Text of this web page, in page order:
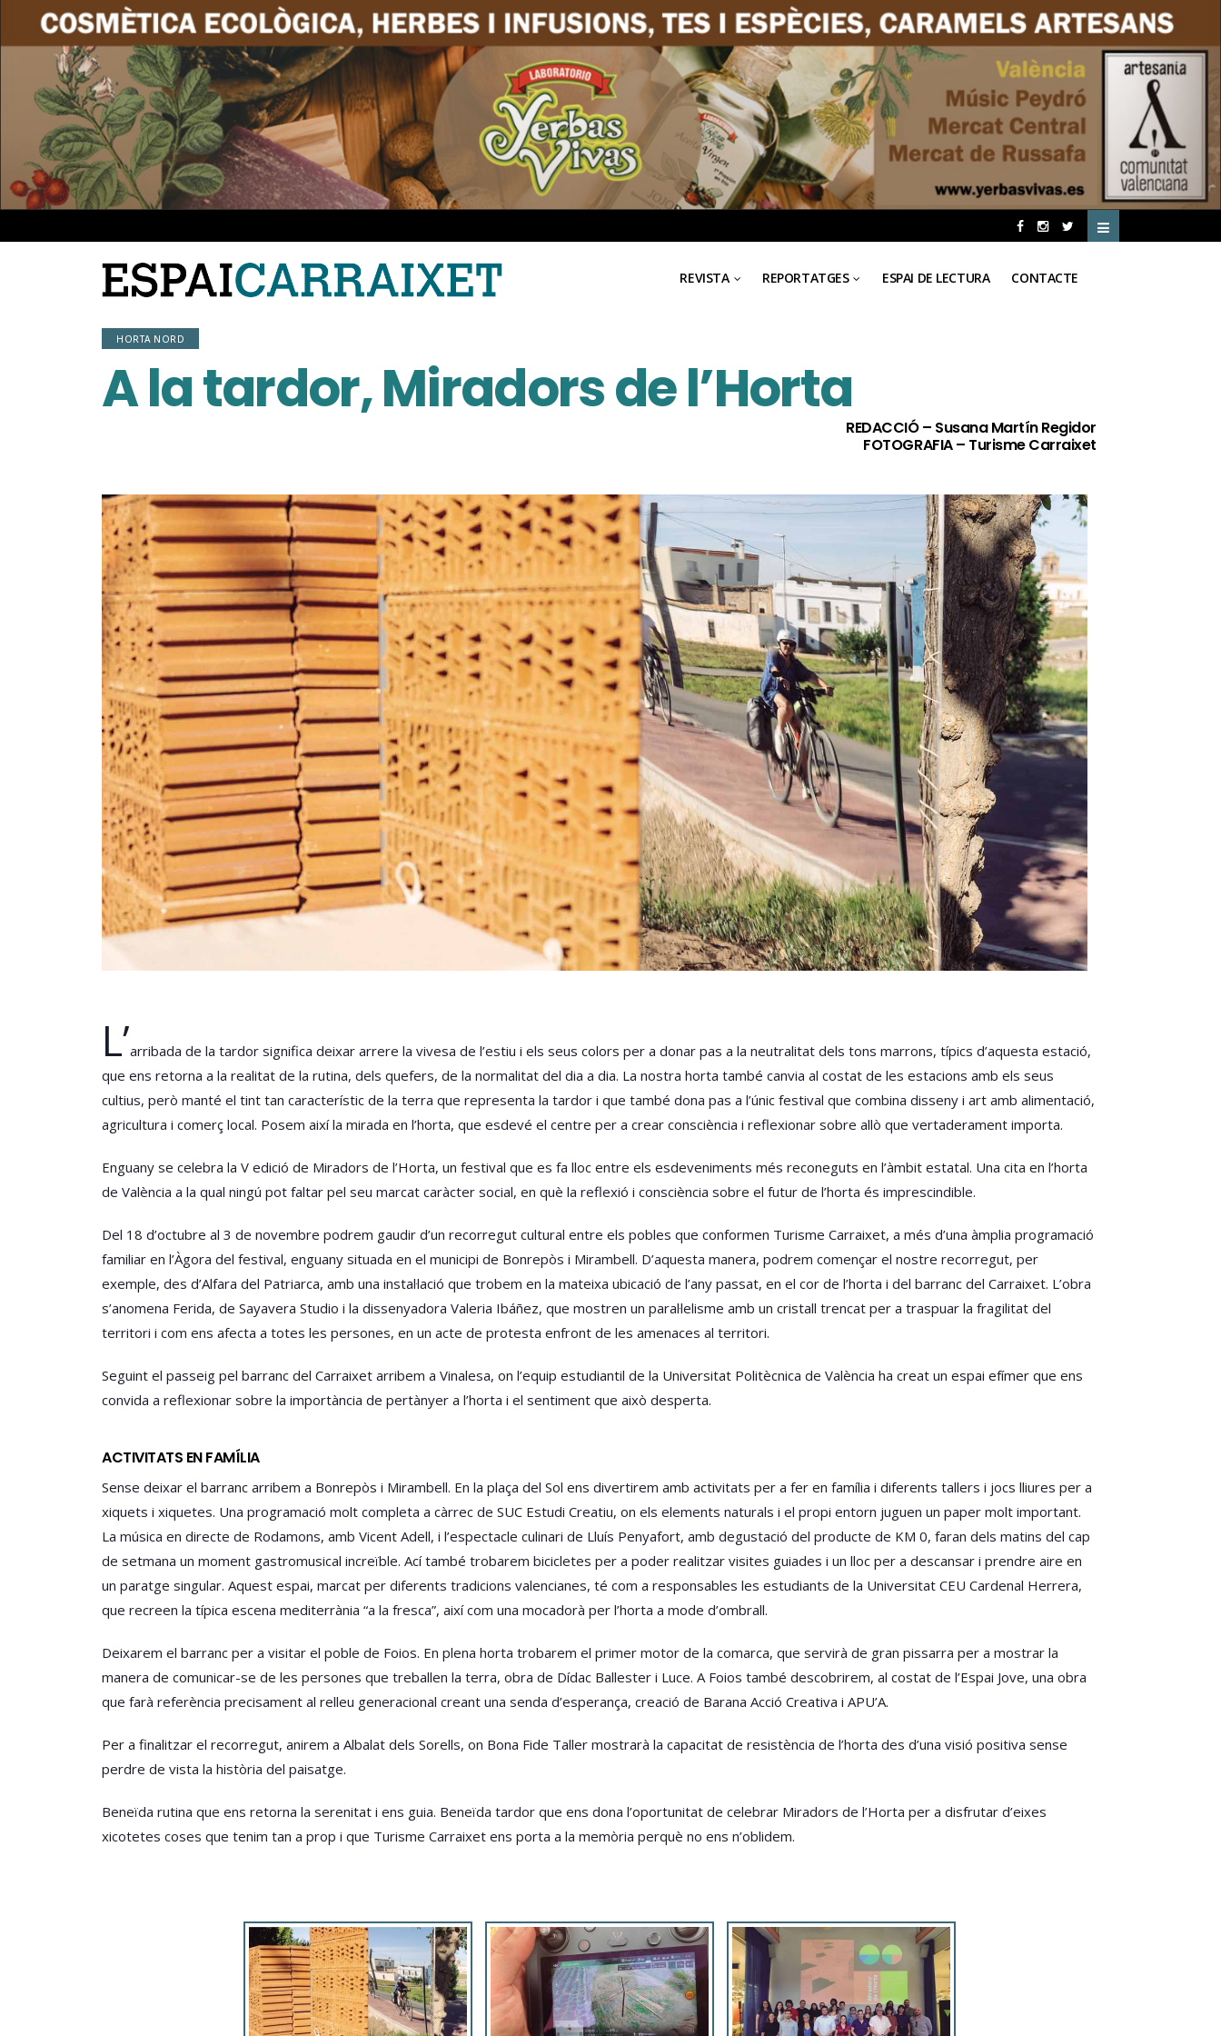
REVISTA REPORTATGES ESPAI DE LECTURA CONTACTE
HORTA NORD
A la tardor, Miradors de l’Horta
REDACCIÓ – Susana Martín Regidor
FOTOGRAFIA – Turisme Carraixet
L’arribada de la tardor significa deixar arrere la vivesa de l’estiu i els seus colors per a donar pas a la neutralitat dels tons marrons, típics d’aquesta estació,
que ens retorna a la realitat de la rutina, dels quefers, de la normalitat del dia a dia. La nostra horta també canvia al costat de les estacions amb els seus
cultius, però manté el tint tan característic de la terra que representa la tardor i que també dona pas a l’únic festival que combina disseny i art amb alimentació,
agricultura i comerç local. Posem així la mirada en l’horta, que esdevé el centre per a crear consciència i reflexionar sobre allò que vertaderament importa.
Enguany se celebra la V edició de Miradors de l’Horta, un festival que es fa lloc entre els esdeveniments més reconeguts en l’àmbit estatal. Una cita en l’horta
de València a la qual ningú pot faltar pel seu marcat caràcter social, en què la reflexió i consciència sobre el futur de l’horta és imprescindible.
Del 18 d’octubre al 3 de novembre podrem gaudir d’un recorregut cultural entre els pobles que conformen Turisme Carraixet, a més d’una àmplia programació
familiar en l’Àgora del festival, enguany situada en el municipi de Bonrepòs i Mirambell. D’aquesta manera, podrem començar el nostre recorregut, per
exemple, des d’Alfara del Patriarca, amb una instal·lació que trobem en la mateixa ubicació de l’any passat, en el cor de l’horta i del barranc del Carraixet. L’obra
s’anomena Ferida, de Sayavera Studio i la dissenyadora Valeria Ibáñez, que mostren un paral·lelisme amb un cristall trencat per a traspuar la fragilitat del
territori i com ens afecta a totes les persones, en un acte de protesta enfront de les amenaces al territori.
Seguint el passeig pel barranc del Carraixet arribem a Vinalesa, on l’equip estudiantil de la Universitat Politècnica de València ha creat un espai efímer que ens
convida a reflexionar sobre la importància de pertànyer a l’horta i el sentiment que això desperta.
ACTIVITATS EN FAMÍLIA
Sense deixar el barranc arribem a Bonrepòs i Mirambell. En la plaça del Sol ens divertirem amb activitats per a fer en família i diferents tallers i jocs lliures per a
xiquets i xiquetes. Una programació molt completa a càrrec de SUC Estudi Creatiu, on els elements naturals i el propi entorn juguen un paper molt important.
La música en directe de Rodamons, amb Vicent Adell, i l’espectacle culinari de Lluís Penyafort, amb degustació del producte de KM 0, faran dels matins del cap
de setmana un moment gastromusical increïble. Ací també trobarem bicicletes per a poder realitzar visites guiades i un lloc per a descansar i prendre aire en
un paratge singular. Aquest espai, marcat per diferents tradicions valencianes, té com a responsables les estudiants de la Universitat CEU Cardenal Herrera,
que recreen la típica escena mediterrània “a la fresca”, així com una mocadorà per l’horta a mode d’ombrall.
Deixarem el barranc per a visitar el poble de Foios. En plena horta trobarem el primer motor de la comarca, que servirà de gran pissarra per a mostrar la
manera de comunicar-se de les persones que treballen la terra, obra de Dídac Ballester i Luce. A Foios també descobrirem, al costat de l’Espai Jove, una obra
que farà referència precisament al relleu generacional creant una senda d’esperança, creació de Barana Acció Creativa i APU’A.
Per a finalitzar el recorregut, anirem a Albalat dels Sorells, on Bona Fide Taller mostrarà la capacitat de resistència de l’horta des d’una visió positiva sense
perdre de vista la història del paisatge.
Beneïda rutina que ens retorna la serenitat i ens guia. Beneïda tardor que ens dona l’oportunitat de celebrar Miradors de l’Horta per a disfrutar d’eixes
xicotetes coses que tenim tan a prop i que Turisme Carraixet ens porta a la memòria perquè no ens n’oblidem.